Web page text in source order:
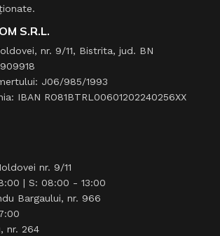
S.R.L.
nr. 9/11, Bistrita, jud. BN
J06/985/1993
IBAN RO81BTRL00601202240256XX
nr. 9/11
| S: 08:00 - 13:00
Bargaului, nr. 966
nr. 264